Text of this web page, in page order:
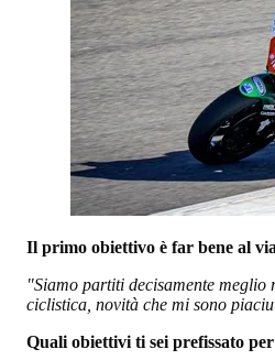
Il primo obiettivo è far bene al
"Siamo partiti decisamente meglio
ciclistica, novità che mi sono
Quali obiettivi ti sei prefissato